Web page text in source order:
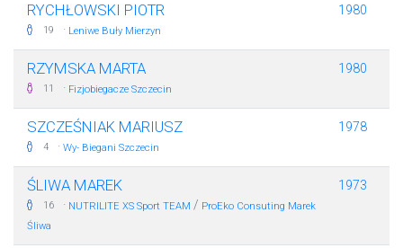
RYCHŁOWSKI PIOTR
19 · Leniwe Buły Mierzyn
1980
RZYMSKA MARTA
11 · Fizjobiegacze Szczecin
1980
SZCZEŚNIAK MARIUSZ
4 · Wy- Biegani Szczecin
1978
ŚLIWA MAREK
16 · NUTRILITE XS Sport TEAM / ProEko Consuting Marek
Śliwa
1973